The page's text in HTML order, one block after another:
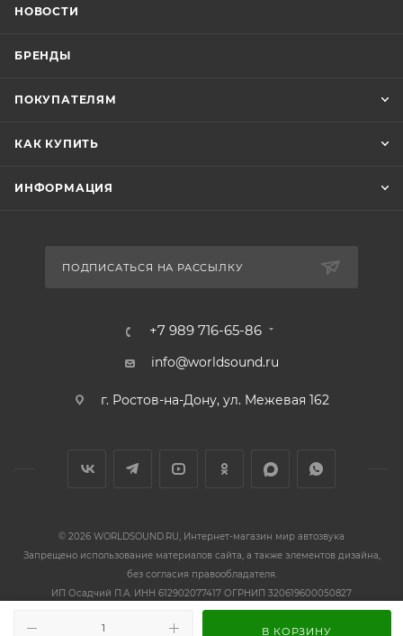
В КОРЗИНУ
НОВОСТИ
БРЕНДЫ
ПОКУПАТЕЛЯМ
КАК КУПИТЬ
ИНФОРМАЦИЯ
ПОДПИСАТЬСЯ НА РАССЫЛКУ
+7 989 716-65-86
info@worldsound.ru
г. Ростов-на-Дону, ул. Межевая 162
© 2026 WORLDSOUND.RU, Интернет-магазин мир автозвука
Запрещено использование материалов сайта, а также элементов дизайна,
без согласия правообладателя.
ИП Осадчий П.А. ИНН 612902077417 ОГРНИП 320619600050827